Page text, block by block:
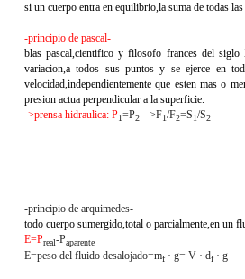
si un cuerpo entra en equilibrio,la suma de todas
-principio de pascal-
blas pascal,cientifico y filosofo frances del
variacion,a todos sus puntos y se ejerce en
velocidad,independientemente que esten mas o
presion actua perpendicular a la superficie.
->prensa hidraulica: P1=P2 -->F1/F2=S1/S2
-principio de arquimedes-
todo cuerpo sumergido,total o parcialmente,en un
E=Preal-Paparente
E=peso del fluido desalojado=mf· g= V · df· g